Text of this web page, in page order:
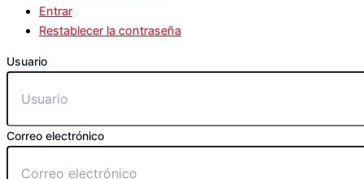
Entrar
Restablecer la contraseña
Usuario
Correo electrónico